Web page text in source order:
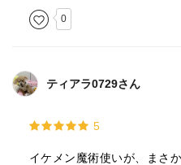
0
ティアラ0729さん
5
イケメン魔術使いが、まさ